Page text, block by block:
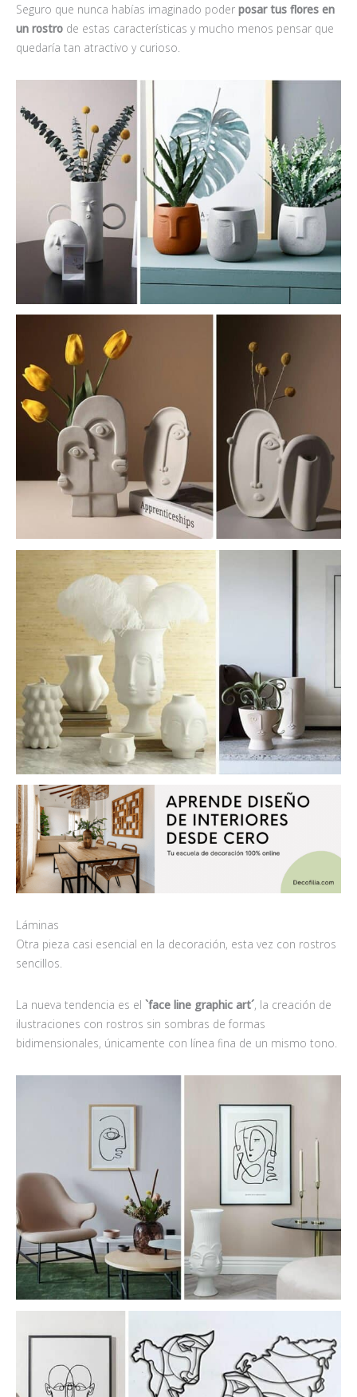
Seguro que nunca habías imaginado poder posar tus flores en
un rostro de estas características y mucho menos pensar que
quedaría tan atractivo y curioso.
Láminas
Otra pieza casi esencial en la decoración, esta vez con rostros
sencillos.
La nueva tendencia es el `face line graphic art´, la creación de
ilustraciones con rostros sin sombras de formas
bidimensionales, únicamente con línea fina de un mismo tono.